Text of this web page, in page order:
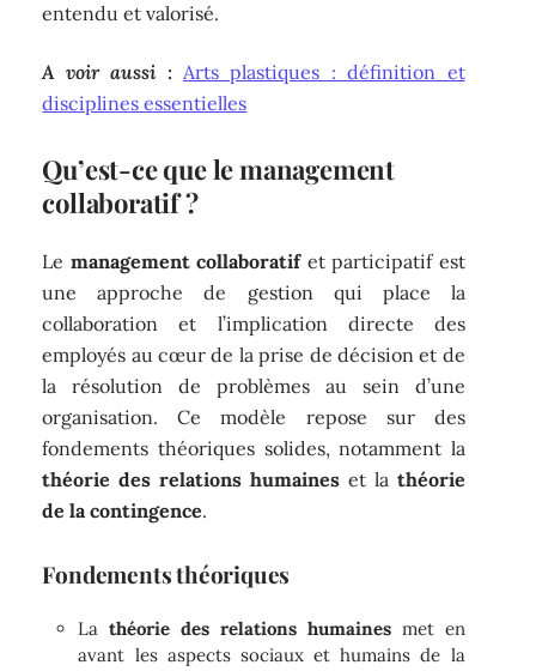
entendu et valorisé.
A voir aussi : Arts plastiques : définition et
disciplines essentielles
Qu’est-ce que le management
collaboratif ?
Le management collaboratifet participatif est
une approche de gestion qui place la
collaboration et l’implication directe des
employés au cœur de la prise de décision et de
la résolution de problèmes au sein d’une
organisation. Ce modèle repose sur des
fondements théoriques solides, notamment la
théorie des relations humaines et la théorie
de la contingence.
Fondements théoriques
Lathéorie des relations humainesmet en
avant les aspects sociaux et humains de la